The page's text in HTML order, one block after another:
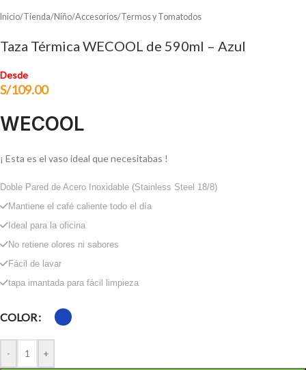
Inicio/Tienda/Niño/Accesorios/Termos y Tomatodos
Taza Térmica WECOOL de 590ml – Azul
Desde
S/109.00
WECOOL
¡ Esta es el vaso ideal que necesitabas !
Doble Pared de Acero Inoxidable (Stainless Steel 18/8)
Mantiene el café caliente todo el día
Ideal para la oficina
No retiene olores ni sabores
Fácil de lavar
tapa imantada para fácil limpieza
COLOR
- +